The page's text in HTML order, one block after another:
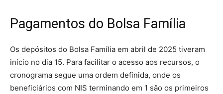
Pagamentos do Bolsa Família
Os depósitos do Bolsa Família em abril de 2025 tiveram
início no dia 15. Para facilitar o acesso aos recursos, o
cronograma segue uma ordem definida, onde os
beneficiários com NIS terminando em 1 são os primeiros